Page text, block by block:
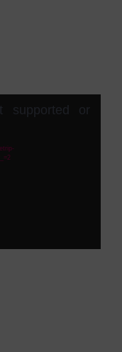
supported or